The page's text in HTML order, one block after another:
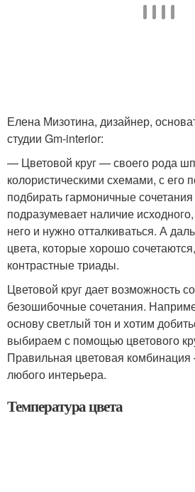
Елена Мизотина, дизайнер,
студии Gm-interior:
— Цветовой круг — своего рода
колористическими схемами, с его
подбирать гармоничные
подразумевает наличие
него и нужно отталкиваться. А
цвета, которые хорошо
контрастные триады.
Цветовой круг дает возможность
безошибочные сочетания.
основу светлый тон и хотим
выбираем с помощью цветового
Правильная цветовая
любого интерьера.
Температура цвета